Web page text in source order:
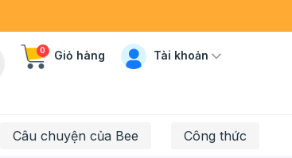
0 Giỏ hàng Tài khoản
Câu chuyện của Bee Công thức